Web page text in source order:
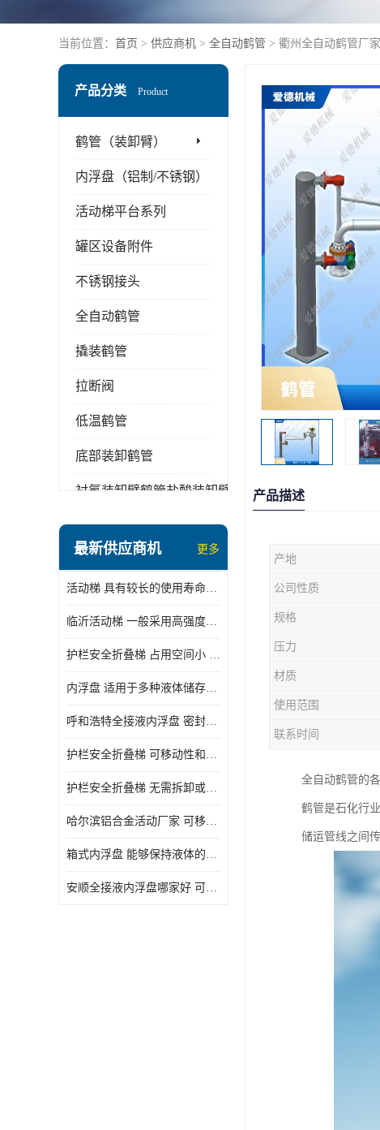
当前位置： 首页 > 供应商机 > 全自动鹤管 > 衢州全自动鹤管厂
产品分类 Product
鹤管（装卸臂）
内浮盘（铝制/不锈钢）
活动梯平台系列
罐区设备附件
不锈钢接头
全自动鹤管
撬装鹤管
拉断阀
低温鹤管
底部装卸鹤管
衬氟装卸臂鹤管盐酸装卸臂
顶部装卸车鹤管
液氨液化气鹤管
定量装车系统
最新供应商机 更多
活动梯 具有较长的使用寿命和耐用性 一般采用高强度材料制造
临沂活动梯 一般采用高强度材料制造 可以用于多种不同的任务
护栏安全折叠梯 占用空间小 方便存放和搬运
内浮盘 适用于多种液体储存和运输 能够降低运输成本和维护成本
呼和浩特全接液内浮盘 密封性能好 有效保护液体质量
护栏安全折叠梯 可移动性和安全性较高 占用空间小
护栏安全折叠梯 无需拆卸或重新安装 占用空间小
哈尔滨铝合金活动厂家 可移动性和安全性较高 占用空间小
箱式内浮盘 能够保持液体的密闭状态 适用于多种液体储存和运输
安顺全接液内浮盘哪家好 可以自动上下浮动 密封性能好
产品描述
产地
公司性质
规格
压力
材质
使用范围
联系时间
全自动鹤管的
鹤管是石化行
储运管线之间